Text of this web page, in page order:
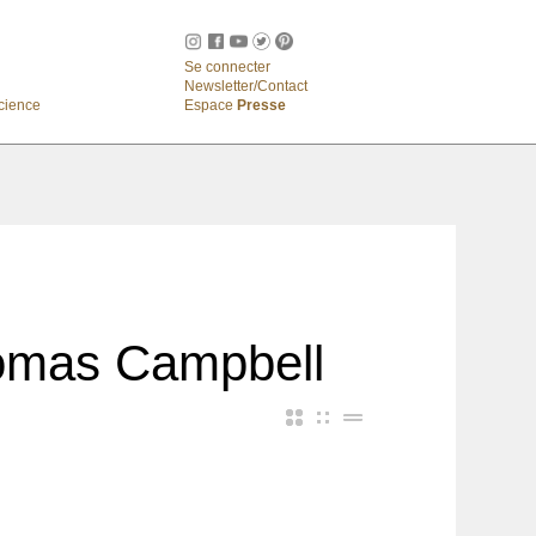
Se connecter
Newsletter/Contact
Espace Presse
Campbell
Intérieur, grand